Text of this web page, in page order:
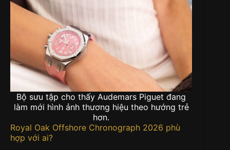
Bộ sưu tập cho thấy Audemars Piguet đang
làm mới hình ảnh thương hiệu theo hướng trẻ
hơn.
Royal Oak Offshore Chronograph 2026 phù
hợp với ai?